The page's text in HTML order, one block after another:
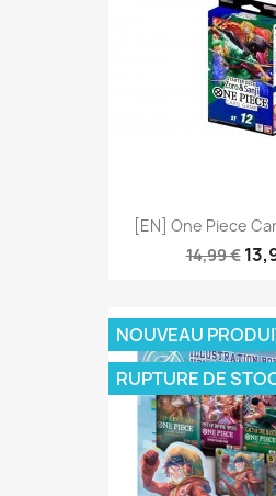
[EN] One Piece
14,99 €
NOUVEAU
RUPTURE DE